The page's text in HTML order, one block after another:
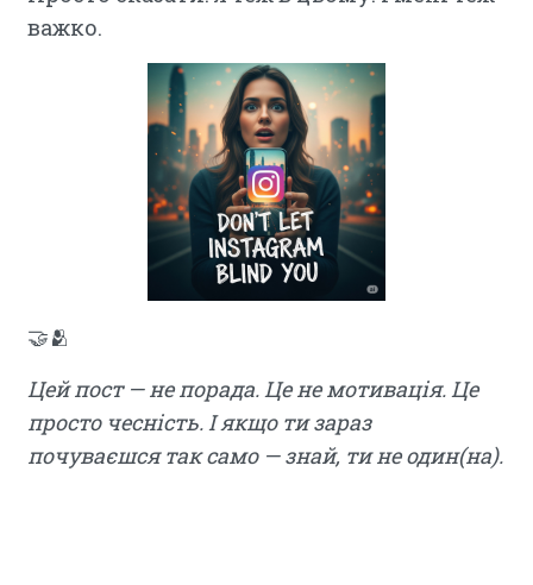
важко.
🤝🫂
Цей пост — не порада. Це не мотивація. Це
просто чесність. І якщо ти зараз
почуваєшся так само — знай, ти не один(на).